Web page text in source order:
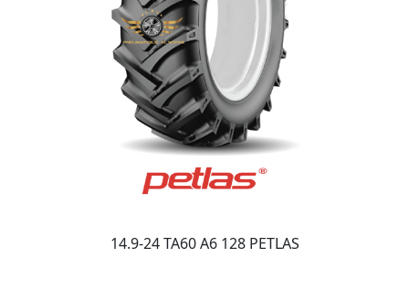
14.9-24 TA60 A6 128 PETLAS